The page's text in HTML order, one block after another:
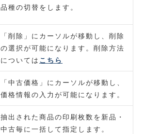
品種の切替をします。
「削除」にカーソルが移動し、削除
の選択が可能になります。削除方法
については こちら
「中古価格」にカーソルが移動し、
価格情報の入力が可能になります。
抽出された商品の印刷枚数を新品・
中古毎に一括して指定します。